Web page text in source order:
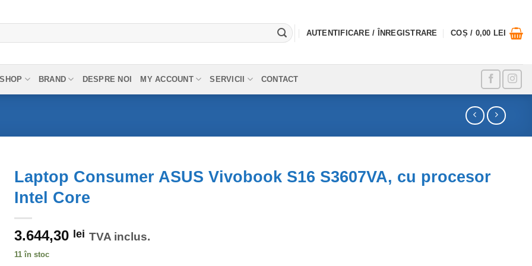
AUTENTIFICARE / ÎNREGISTRARE COȘ / 0,00 LEI
SHOP BRAND DESPRE NOI MY ACCOUNT SERVICII CONTACT
Laptop Consumer ASUS Vivobook S16 S3607VA, cu procesor
Intel Core
3.644,30 lei TVA inclus.
11 în stoc